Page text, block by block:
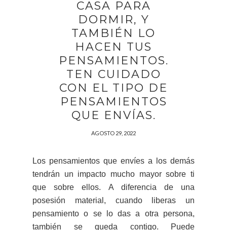
CASA PARA
DORMIR, Y
TAMBIÉN LO
HACEN TUS
PENSAMIENTOS.
TEN CUIDADO
CON EL TIPO DE
PENSAMIENTOS
QUE ENVÍAS.
AGOSTO 29, 2022
Los pensamientos que envíes a los demás
tendrán un impacto mucho mayor sobre ti
que sobre ellos. A diferencia de una
posesión material, cuando liberas un
pensamiento o se lo das a otra persona,
también se queda contigo. Puede